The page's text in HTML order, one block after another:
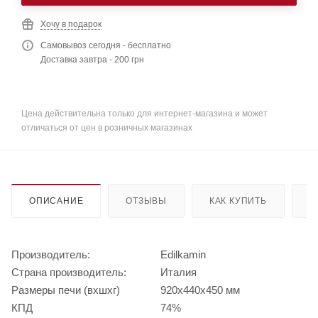
Хочу в подарок
Самовывоз сегодня - бесплатно
Доставка завтра - 200 грн
Цена действительна только для интернет-магазина и может
отличаться от цен в розничных магазинах
ОПИСАНИЕ ОТЗЫВЫ КАК КУПИТЬ
Производитель:
Edilkamin
Страна производитель:
Италия
Размеры печи (вхшхг)
920х440х450 мм
КПД
74%